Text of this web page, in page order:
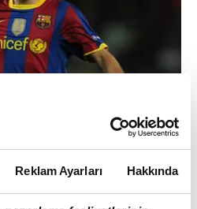
Reklam Ayarları Hakkında